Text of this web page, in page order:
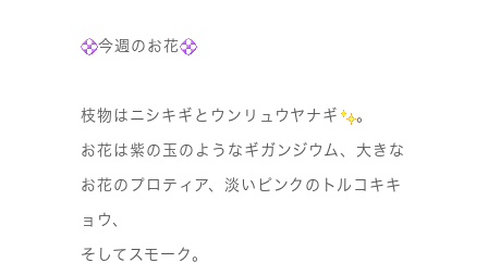
今週のお花
枝物はニシキギとウンリュウヤナギ 。
お花は紫の玉のようなギガンジウム、大きな
お花のプロティア、淡いピンクのトルコキキ
ョウ、
そしてスモーク。